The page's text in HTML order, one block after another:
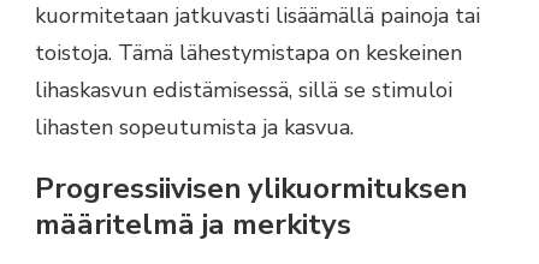
kuormitetaan jatkuvasti lisäämällä painoja tai
toistoja. Tämä lähestymistapa on keskeinen
lihaskasvun edistämisessä, sillä se stimuloi
lihasten sopeutumista ja kasvua.
Progressiivisen ylikuormituksen
määritelmä ja merkitys